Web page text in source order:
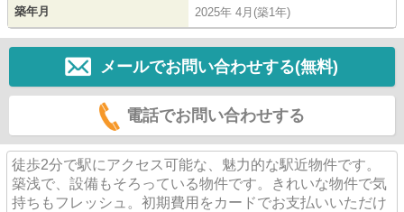
築年月 2025年 4月(築1年)
メールでお問い合わせする(無料)
電話でお問い合わせする
徒歩2分で駅にアクセス可能な、魅力的な駅近物件です。
築浅で、設備もそろっている物件です。きれいな物件で気
持ちもフレッシュ。初期費用をカードでお支払いいただけ